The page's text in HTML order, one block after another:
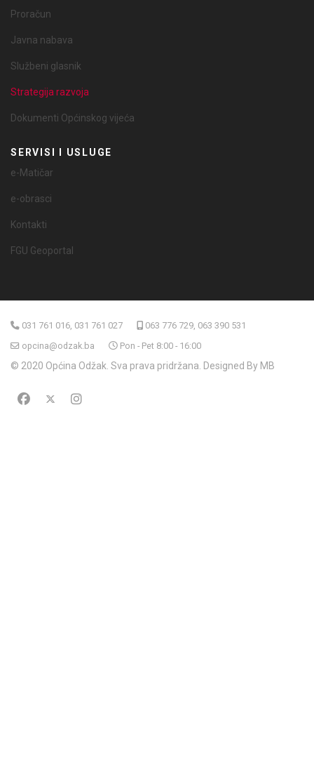
Proračun
Javna nabava
Službeni glasnik
Strategija razvoja
Dokumenti Općinskog vijeća
SERVISI I USLUGE
e-Matičar
e-obrasci
Kontakti
FGU Geoportal
031 761 016, 031 761 027
063 776 729, 063 390 531
opcina@odzak.ba
Pon - Pet 8:00 - 16:00
© 2020 Općina Odžak. Sva prava pridržana. Designed By MB